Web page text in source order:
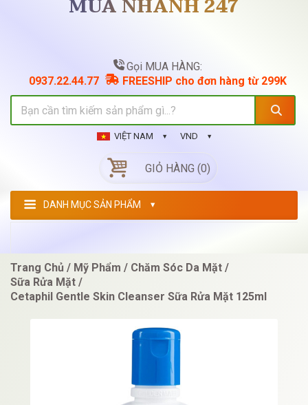
MUA NHANH 247
Gọi MUA HÀNG:
0937.22.44.77
FREESHIP cho đơn hàng từ 299K
VIỆT NAM VND
GIỎ HÀNG (0)
DANH MỤC SẢN PHẨM
Trang Chủ Mỹ Phẩm
Chăm Sóc Da Mặt
Sữa Rửa Mặt
Cetaphil Gentle Skin Cleanser Sữa Rửa Mặt 125ml